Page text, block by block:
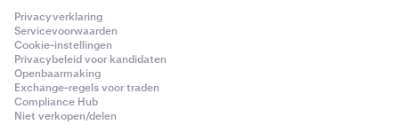
Privacyverklaring
Servicevoorwaarden
Cookie-instellingen
Privacybeleid voor kandidaten
Openbaarmaking
Exchange-regels voor traden
Compliance Hub
Niet verkopen/delen